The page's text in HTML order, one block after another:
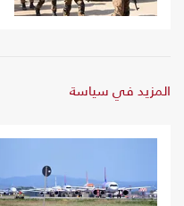
المزيد في سياسة